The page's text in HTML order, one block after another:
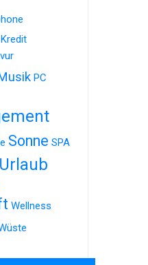
Kredit
PC
Sonne SPA
Urlaub
Wellness